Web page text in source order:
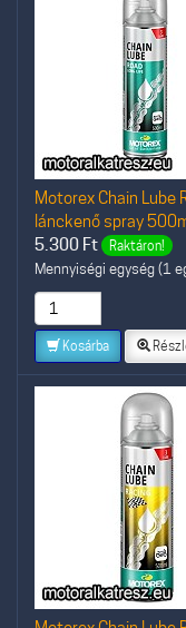
Motorex Chain Lube
lánckenő spray
5.300 Ft Raktáron!
Mennyiségi egység (1
Kosárba